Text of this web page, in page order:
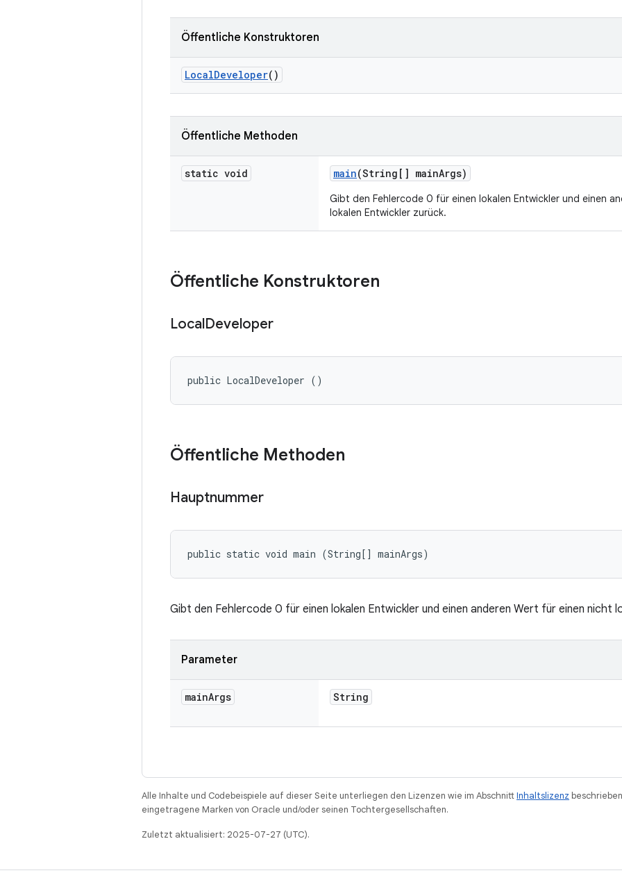
Öffentliche Konstruktoren
LocalDeveloper()
Öffentliche Methoden
static void main(String[] mainArgs)
Gibt den Fehlercode 0 für einen lokalen Entwickler und einen
lokalen Entwickler zurück.
Öffentliche Konstruktoren
LocalDeveloper
public LocalDeveloper ()
Öffentliche Methoden
Hauptnummer
public static void main (String[] mainArgs)
Gibt den Fehlercode 0 für einen lokalen Entwickler und einen anderen Wert für einen nicht
Parameter
mainArgs String
Alle Inhalte und Codebeispiele auf dieser Seite unterliegen den Lizenzen wie im AbschnittInhaltslizenz
eingetragene Marken von Oracle und/oder seinen Tochtergesellschaften.
Zuletzt aktualisiert: 2025-07-27 (UTC).